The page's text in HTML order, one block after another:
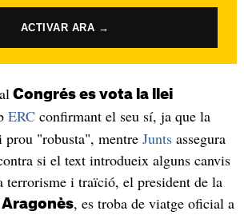
ACTIVAR ARA →
Congrés es vota la llei
ERC confirmant el seu sí, ja que la
prou "robusta", mentre Juntsassegura
si el text introdueix alguns canvis
terrorisme i traïció, el president de la
Aragonès, es troba de viatge oficial a